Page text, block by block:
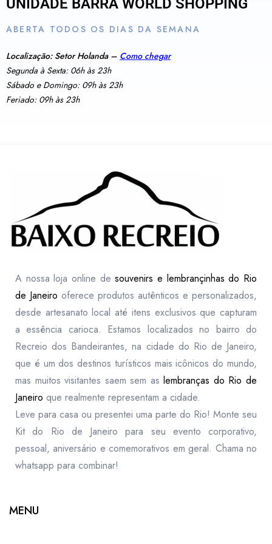
UNIDADE BARRA WORLD SHOPPING
ABERTA TODOS OS DIAS DA SEMANA
Localização: Setor Holanda – Como chegar
Segunda à Sexta: 06h às 23h
Sábado e Domingo: 09h às 23h
Feriado: 09h às 23h
A nossa loja online desouvenirs e lembrançinhas do Rio
de Janeiro oferece produtos autênticos e personalizados,
desde artesanato local até itens exclusivos que capturam
a essência carioca. Estamos localizados no bairro do
Recreio dos Bandeirantes, na cidade do Rio de Janeiro,
que é um dos destinos turísticos mais icônicos do mundo,
mas muitos visitantes saem sem aslembranças do Rio de
Janeiro que realmente representam a cidade.
Leve para casa ou presentei uma parte do Rio! Monte seu
Kit do Rio de Janeiro para seu evento corporativo,
pessoal, aniversário e comemorativos em geral. Chama no
whatsapp para combinar!
MENU